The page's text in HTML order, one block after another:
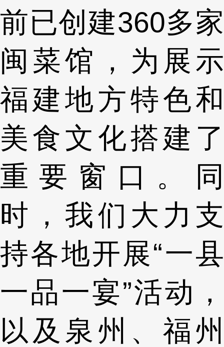
前已创建360多家
闽菜馆，为展示
福建地方特色和
美食文化搭建了
重要窗口。同
时，我们大力支
持各地开展“一县
一品一宴”活动，
以及泉州、福州